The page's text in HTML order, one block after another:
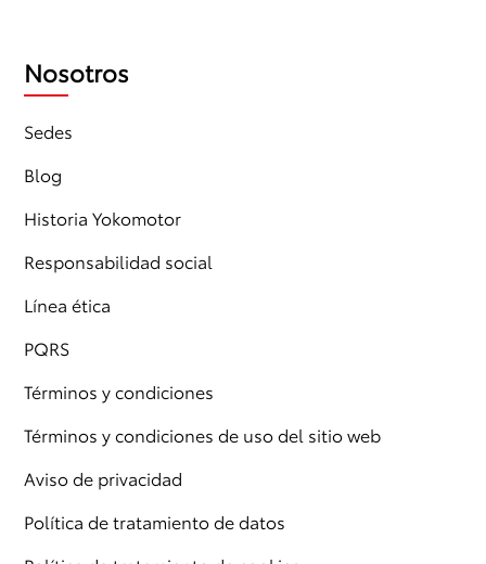
Nosotros
Sedes
Blog
Historia Yokomotor
Responsabilidad social
Línea ética
PQRS
Términos y condiciones
Términos y condiciones de uso del sitio web
Aviso de privacidad
Política de tratamiento de datos